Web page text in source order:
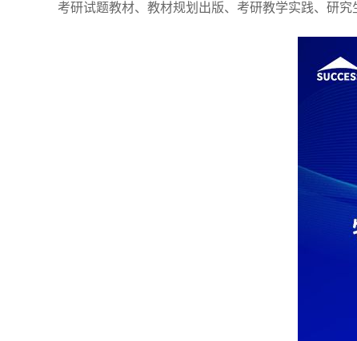
考研试题教材、教材规划出版、考研教学实践、研